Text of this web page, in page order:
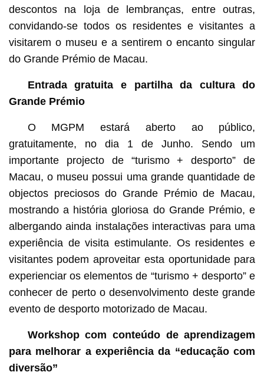
descontos na loja de lembranças, entre outras,
convidando-se todos os residentes e visitantes a
visitarem o museu e a sentirem o encanto singular
do Grande Prémio de Macau.
Entrada gratuita e partilha da cultura do
Grande Prémio
O MGPM estará aberto ao público,
gratuitamente, no dia 1 de Junho. Sendo um
importante projecto de “turismo + desporto” de
Macau, o museu possui uma grande quantidade de
objectos preciosos do Grande Prémio de Macau,
mostrando a história gloriosa do Grande Prémio, e
albergando ainda instalações interactivas para uma
experiência de visita estimulante. Os residentes e
visitantes podem aproveitar esta oportunidade para
experienciar os elementos de “turismo + desporto” e
conhecer de perto o desenvolvimento deste grande
evento de desporto motorizado de Macau.
Workshop com conteúdo de aprendizagem
para melhorar a experiência da “educação com
diversão”